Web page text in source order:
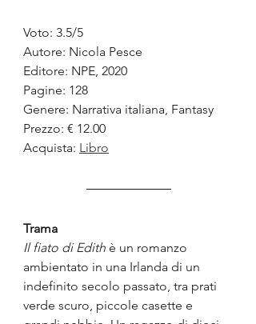
Voto: 3.5/5
Autore: Nicola Pesce
Editore: NPE, 2020
Pagine: 128
Genere: Narrativa italiana, Fantasy
Prezzo: € 12.00
Acquista: Libro
Trama
Il fiato di Edith è un romanzo
ambientato in una Irlanda di un
indefinito secolo passato, tra prati
verde scuro, piccole casette e